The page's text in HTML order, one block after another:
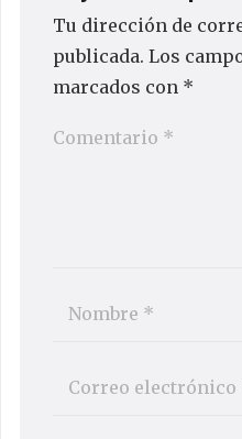
Tu dirección de
publicada. Los
marcados con *